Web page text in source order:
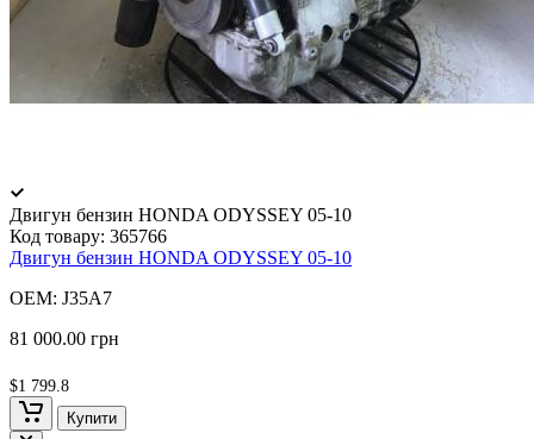
Двигун бензин HONDA ODYSSEY 05-10
Код товару: 365766
Двигун бензин HONDA ODYSSEY 05-10
OEM: J35A7
81 000.00 грн
$1 799.8
Купити